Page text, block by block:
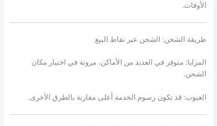
الأوقات.
طريقة الشحن: الشحن عبر نقاط البيع
المزايا: متوفر في العديد من الأماكن، مرونة في اختيار مكان
الشحن.
العيوب: قد تكون رسوم الخدمة أعلى مقارنة بالطرق الأخرى.